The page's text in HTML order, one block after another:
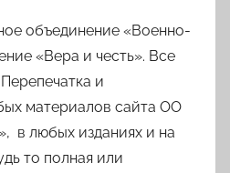
объединение «Военно-
«Вера и честь». Все
и
материалов сайта ОО
в любых изданиях и на
то полная или